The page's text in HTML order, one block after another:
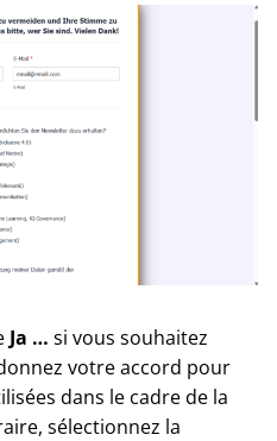
Ja … si vous souhaitez
votre accord pour
dans le cadre de la
sélectionnez la